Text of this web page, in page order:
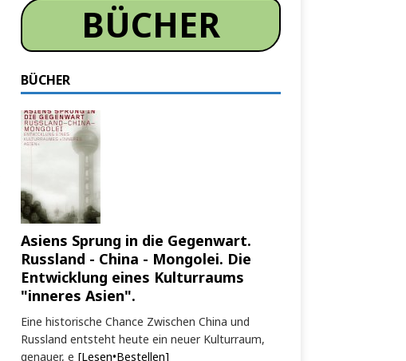
BÜCHER
BÜCHER
Asiens Sprung in die Gegenwart.
Russland - China - Mongolei. Die
Entwicklung eines Kulturraums
"inneres Asien".
Eine historische Chance Zwischen China und
Russland entsteht heute ein neuer Kulturraum,
genauer, e [Lesen•Bestellen]